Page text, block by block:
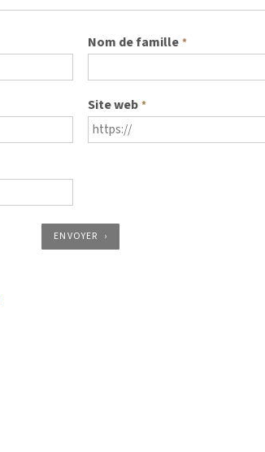
Nom de famille *
Site web *
ENVOYER